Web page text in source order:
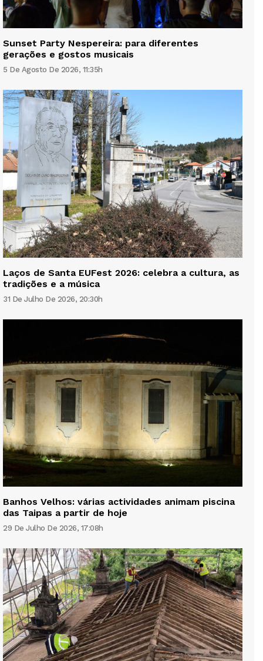
Sunset Party Nespereira: para diferentes
gerações e gostos musicais
5 De Agosto De 2026, 11:35h
Laços de Santa EUFest 2026: celebra a cultura, as
tradições e a música
31 De Julho De 2026, 20:30h
Banhos Velhos: várias actividades animam piscina
das Taipas a partir de hoje
29 De Julho De 2026, 17:08h